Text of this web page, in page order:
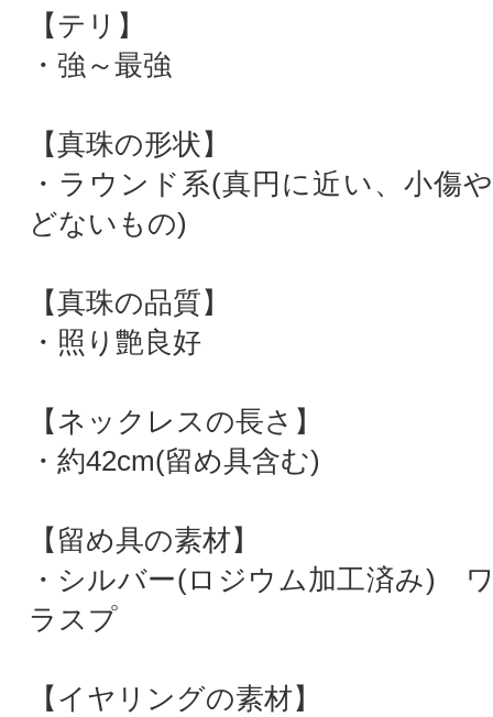
【テリ】
・強～最強
【真珠の形状】
・ラウンド系(真円に近い、小傷
どないもの)
【真珠の品質】
・照り艶良好
【ネックレスの長さ】
・約42cm(留め具含む)
【留め具の素材】
・シルバー(ロジウム加工済み)
ラスプ
【イヤリングの素材】